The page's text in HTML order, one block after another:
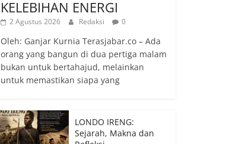
KELEBIHAN ENERGI
2 Agustus 2026 Redaksi 0
Oleh: Ganjar Kurnia Terasjabar.co – Ada
orang yang bangun di dua pertiga malam
bukan untuk bertahajud, melainkan
untuk memastikan siapa yang
LONDO IRENG:
Sejarah, Makna dan